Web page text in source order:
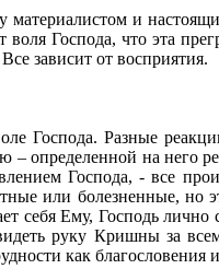
и
Господа, что эта
зависит от восприятия.
Господа. Разные
определенной на него
Господа, - все
или болезненные, но
себя Ему, Господь
руку Кришны за
как благословения